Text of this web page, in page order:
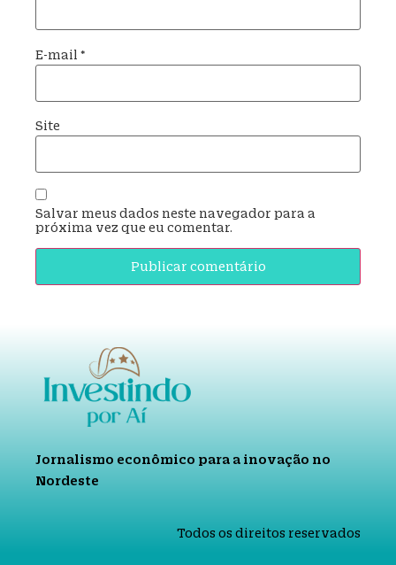
E-mail *
Site
Salvar meus dados neste navegador para a
próxima vez que eu comentar.
Jornalismo econômico para a inovação no
Nordeste
Todos os direitos reservados